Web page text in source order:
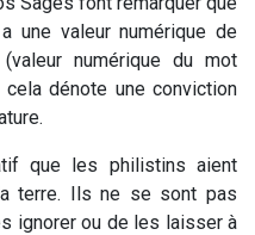
une valeur numérique de
numérique du mot
dénote une conviction
que les philistins aient
terre. Ils ne se sont pas
ignorer ou de les laisser à